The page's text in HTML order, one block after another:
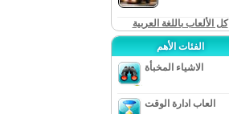
كل الألعاب باللغة العربية
الفئات الأهم
الاشياء المخبأة
العاب ادارة الوقت